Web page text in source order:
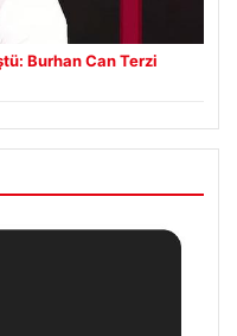
Burhan Can Terzi